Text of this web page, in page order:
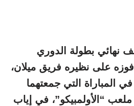
نهائي بطولة الدوري
فوزه على نظيره فريق ميلان،
المباراة التي جمعتهما
“الأولمبيكو”، في إياب